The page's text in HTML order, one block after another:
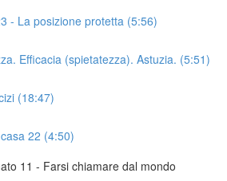
- La posizione protetta (5:56)
Efficacia (spietatezza). Astuzia. (5:51)
(18:47)
22 (4:50)
11 - Farsi chiamare dal mondo